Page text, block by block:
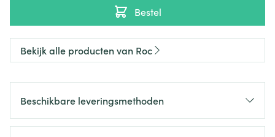
Bestel
Bekijk alle producten van Roc
Beschikbare leveringsmethoden